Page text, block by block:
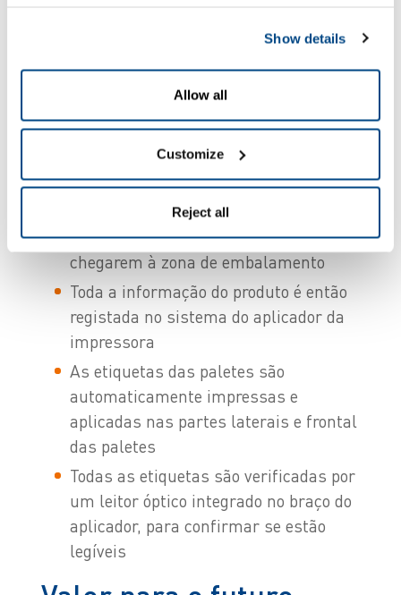
Show details
Allow all
Customize
Reject all
da parte da frente, conforme o disposto na norma
tornar mais rápido, preciso e eficiente.
Processo integrado
Leitores fixos realizam a leitura óptica
das caixas individuais antes de
chegarem à zona de embalamento
Toda a informação do produto é então
registada no sistema do aplicador da
impressora
As etiquetas das paletes são
automaticamente impressas e
aplicadas nas partes laterais e frontal
das paletes
Todas as etiquetas são verificadas por
um leitor óptico integrado no braço do
aplicador, para confirmar se estão
legíveis